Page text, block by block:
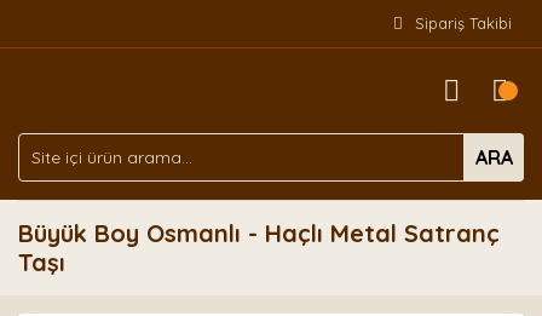
Sipariş Takibi
ARA
Büyük Boy Osmanlı - Haçlı Metal Satranç
Taşı